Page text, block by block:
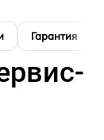
Гарантия